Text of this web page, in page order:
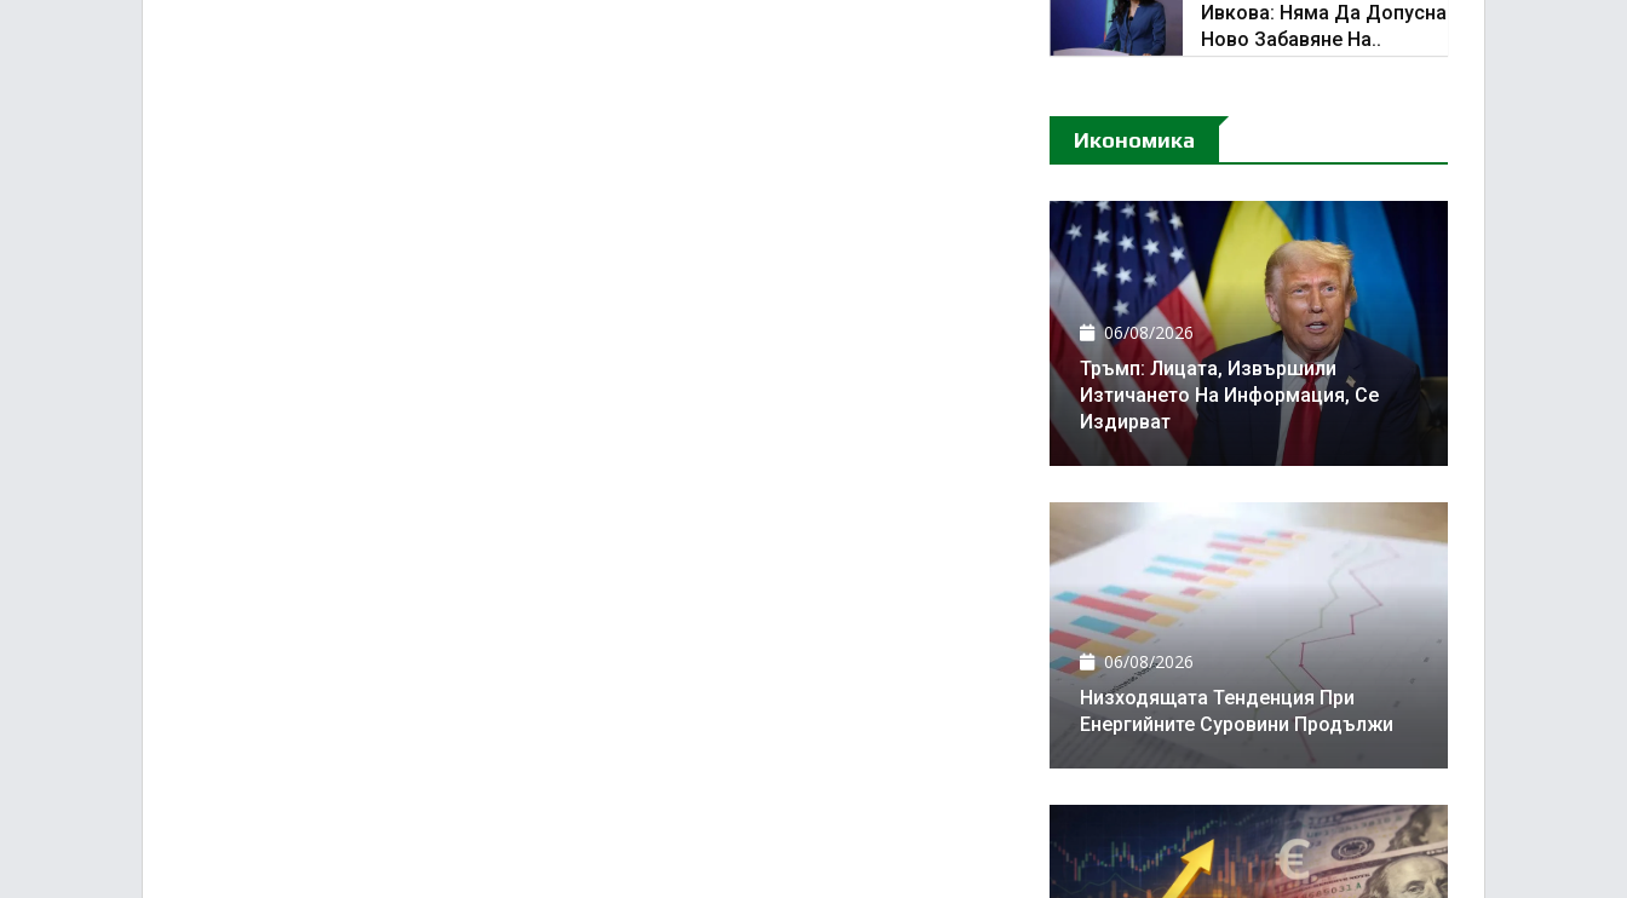
Ивкова: Няма Да Допусна
Ново Забавяне На..
Икономика
06/08/2026
Тръмп: Лицата, Извършили
Изтичането На Информация, Се
Издирват
06/08/2026
Низходящата Тенденция При
Енергийните Суровини Продължи